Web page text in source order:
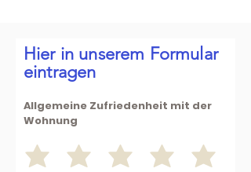
Hier in unserem Formular
eintragen
Allgemeine Zufriedenheit mit der
Wohnung